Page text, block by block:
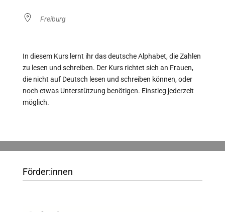
Freiburg
In diesem Kurs lernt ihr das deutsche Alphabet, die Zahlen
zu lesen und schreiben. Der Kurs richtet sich an Frauen,
die nicht auf Deutsch lesen und schreiben können, oder
noch etwas Unterstützung benötigen. Einstieg jederzeit
möglich.
Förder:innen